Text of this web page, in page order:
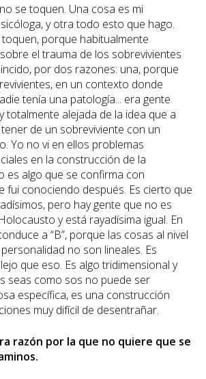
se toquen. Una cosa es mi
y otra todo esto que hago.
porque habitualmente
el trauma de los sobrevivientes
por dos razones: una, porque
en un contexto donde
tenía una patología... era gente
totalmente alejada de la idea que a
de un sobreviviente con un
Yo no vi en ellos problemas
en la construcción de la
es algo que se confirma con
fui conociendo después. Es cierto que
pero hay gente que no es
y está rayadísima igual. En
a “B”, porque las cosas al nivel
no son lineales. Es
que eso. Es algo tridimensional y
seas como sos no puede ser
específica, es una construcción
muy difícil de desentrañar.
razón por la que no quiere que se